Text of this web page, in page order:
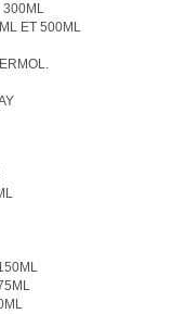
300ML
ET 500ML